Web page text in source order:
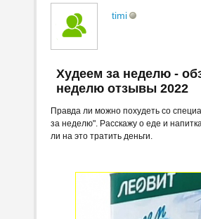
timi
Худеем за неделю -
неделю отзывы 2022
Правда ли можно похудеть со
за неделю". Расскажу о еде и
ли на это тратить деньги.